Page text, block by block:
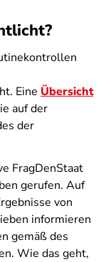
Eine Übersicht
auf der
der
FragDenStaat
gerufen. Auf
von
informieren
gemäß des
Wie das geht,